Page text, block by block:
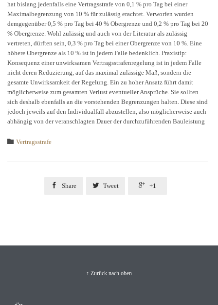
hat bislang jedenfalls eine Vertragsstrafe von 0,1 % pro Tag bei einer
Maximalbegrenzung von 10 % für zulässig erachtet. Verworfen wurden
demgegenüber 0,5 % pro Tag bei 40 % Obergrenze und 0,2 % pro Tag bei 20
% Obergrenze. Wohl zulässig und auch von der Literatur als zulässig
vertreten, dürften sein, 0,3 % pro Tag bei einer Obergrenze von 10 %. Eine
höhere Obergrenze als 10 % ist in jedem Falle bedenklich. Praxistip:
Konsequenz einer unwirksamen Vertragsstrafenregelung ist in jedem Falle
nicht deren Reduzierung, auf das maximal zulässige Maß, sondern die
gesamte Unwirksamkeit der Regelung. Ein zu hoher Ansatz führt damit
möglicherweise zum gesamten Verlust eventueller Ansprüche. Sie sollten
sich deshalb ebenfalls an die vorstehenden Begrenzungen halten. Diese sind
jedoch jeweils auf den Individualfall abzustellen, also möglicherweise auch
abhängig von der veranschlagten Dauer der durchzuführenden Bauleistung
 Category
Vertragsstrafe
 Share  Tweet  +1
– ↑ Zurück nach oben –